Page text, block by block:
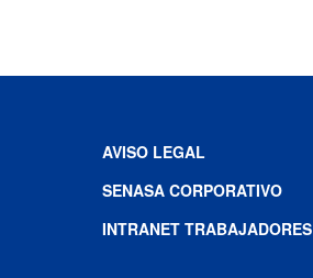
AVISO LEGAL
SENASA CORPORATIVO
INTRANET TRABAJADORES